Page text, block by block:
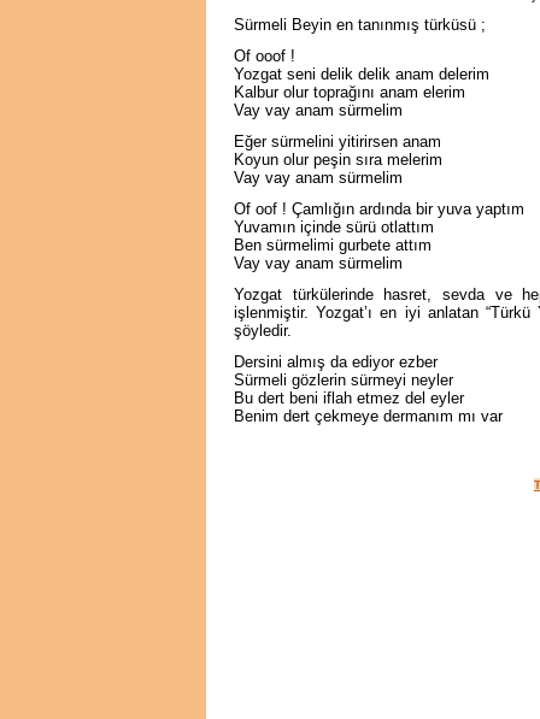
Sürmeli Beyin en tanınmış türküsü ;
Of ooof !
Yozgat seni delik delik anam delerim
Kalbur olur toprağını anam elerim
Vay vay anam sürmelim
Eğer sürmelini yitirirsen anam
Koyun olur peşin sıra melerim
Vay vay anam sürmelim
Of oof ! Çamlığın ardında bir yuva yaptım
Yuvamın içinde sürü otlattım
Ben sürmelimi gurbete attım
Vay vay anam sürmelim
Yozgat türkülerinde hasret, sevda ve
işlenmiştir. Yozgat’ı en iyi anlatan
şöyledir.
Dersini almış da ediyor ezber
Sürmeli gözlerin sürmeyi neyler
Bu dert beni iflah etmez del eyler
Benim dert çekmeye dermanım mı var